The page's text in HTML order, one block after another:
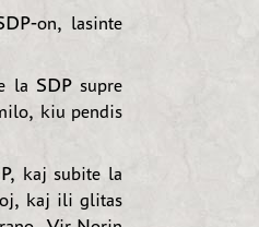
on, lasinte
SDP supre
kiu pendis
kaj subite la
kaj ili glitas